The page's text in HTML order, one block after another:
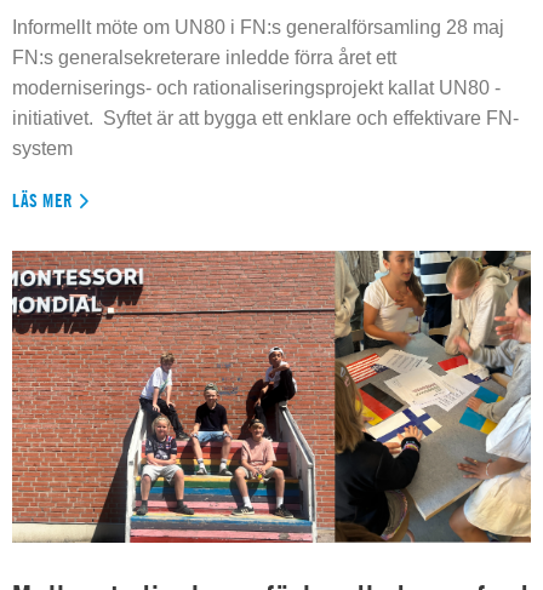
Informellt möte om UN80 i FN:s generalförsamling 28 maj
FN:s generalsekreterare inledde förra året ett
moderniserings- och rationaliseringsprojekt kallat UN80 -
initiativet. Syftet är att bygga ett enklare och effektivare FN-
system
LÄS MER